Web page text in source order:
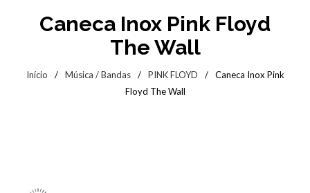
Caneca Inox Pink Floyd
The Wall
Início / Música / Bandas / PINK FLOYD /
Caneca Inox Pink
Floyd The Wall